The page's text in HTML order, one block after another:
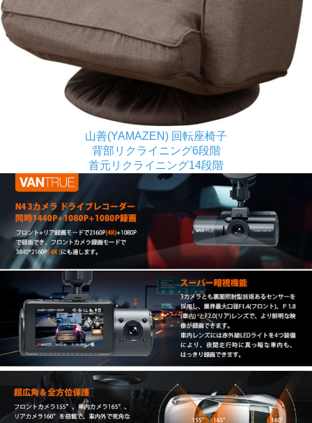
山善(YAMAZEN) 回転座椅子
背部リクライニング6段階
首元リクライニング14段階